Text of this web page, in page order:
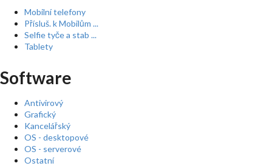
Mobilní telefony
Přísluš. k Mobilům ...
Selfie tyče a stab ...
Tablety
Software
Antivirový
Grafický
Kancelářský
OS - desktopové
OS - serverové
Ostatní